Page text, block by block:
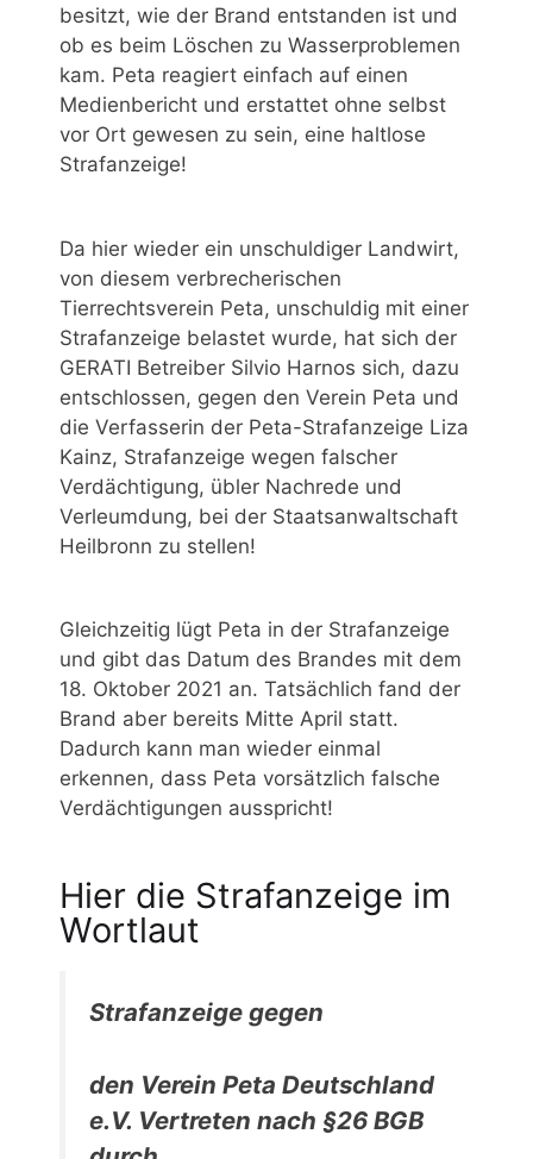
besitzt, wie der Brand entstanden ist und
ob es beim Löschen zu Wasserproblemen
kam. Peta reagiert einfach auf einen
Medienbericht und erstattet ohne selbst
vor Ort gewesen zu sein, eine haltlose
Strafanzeige!
Da hier wieder ein unschuldiger Landwirt,
von diesem verbrecherischen
Tierrechtsverein Peta, unschuldig mit einer
Strafanzeige belastet wurde, hat sich der
GERATI Betreiber Silvio Harnos sich, dazu
entschlossen, gegen den Verein Peta und
die Verfasserin der Peta-Strafanzeige Liza
Kainz, Strafanzeige wegen falscher
Verdächtigung, übler Nachrede und
Verleumdung, bei der Staatsanwaltschaft
Heilbronn zu stellen!
Gleichzeitig lügt Peta in der Strafanzeige
und gibt das Datum des Brandes mit dem
18. Oktober 2021 an. Tatsächlich fand der
Brand aber bereits Mitte April statt.
Dadurch kann man wieder einmal
erkennen, dass Peta vorsätzlich falsche
Verdächtigungen ausspricht!
Hier die Strafanzeige im
Wortlaut
Strafanzeige gegen
den Verein Peta Deutschland
e.V. Vertreten nach §26 BGB